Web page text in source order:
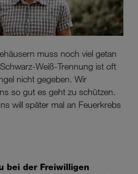
muss noch viel getan
Weiß-Trennung ist oft
nicht gegeben. Wir
so gut es geht zu schützen.
will später mal an Feuerkrebs
bei der Freiwilligen